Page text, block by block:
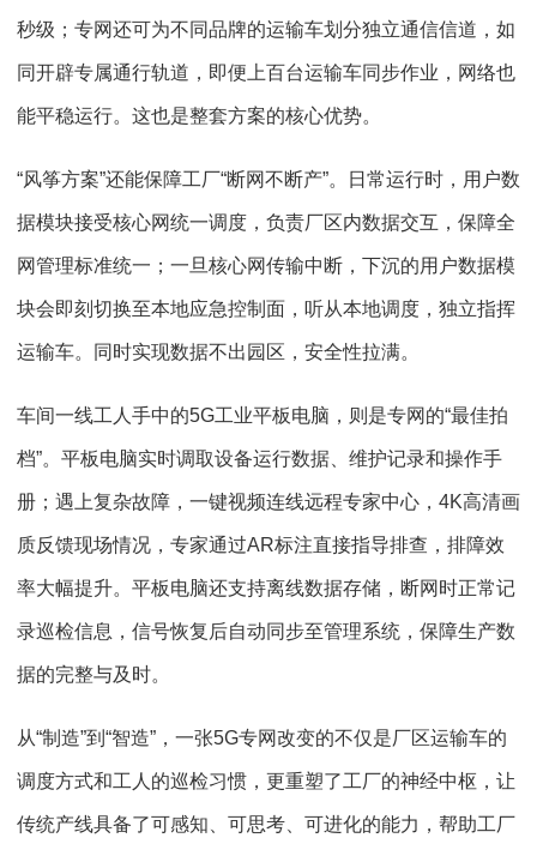
秒级；专网还可为不同品牌的运输车划分独立通信信道，如
同开辟专属通行轨道，即便上百台运输车同步作业，网络也
能平稳运行。这也是整套方案的核心优势。
“风筝方案”还能保障工厂“断网不断产”。日常运行时，用户数
据模块接受核心网统一调度，负责厂区内数据交互，保障全
网管理标准统一；一旦核心网传输中断，下沉的用户数据模
块会即刻切换至本地应急控制面，听从本地调度，独立指挥
运输车。同时实现数据不出园区，安全性拉满。
车间一线工人手中的5G工业平板电脑，则是专网的“最佳拍
档”。平板电脑实时调取设备运行数据、维护记录和操作手
册；遇上复杂故障，一键视频连线远程专家中心，4K高清画
质反馈现场情况，专家通过AR标注直接指导排查，排障效
率大幅提升。平板电脑还支持离线数据存储，断网时正常记
录巡检信息，信号恢复后自动同步至管理系统，保障生产数
据的完整与及时。
从“制造”到“智造”，一张5G专网改变的不仅是厂区运输车的
调度方式和工人的巡检习惯，更重塑了工厂的神经中枢，让
传统产线具备了可感知、可思考、可进化的能力，帮助工厂